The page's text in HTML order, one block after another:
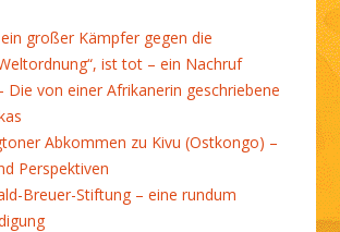
großer Kämpfer gegen die
ist tot – ein Nachruf
Die von einer Afrikanerin geschriebene
Abkommen zu Kivu (Ostkongo) –
Perspektiven
Breuer-Stiftung – eine rundum